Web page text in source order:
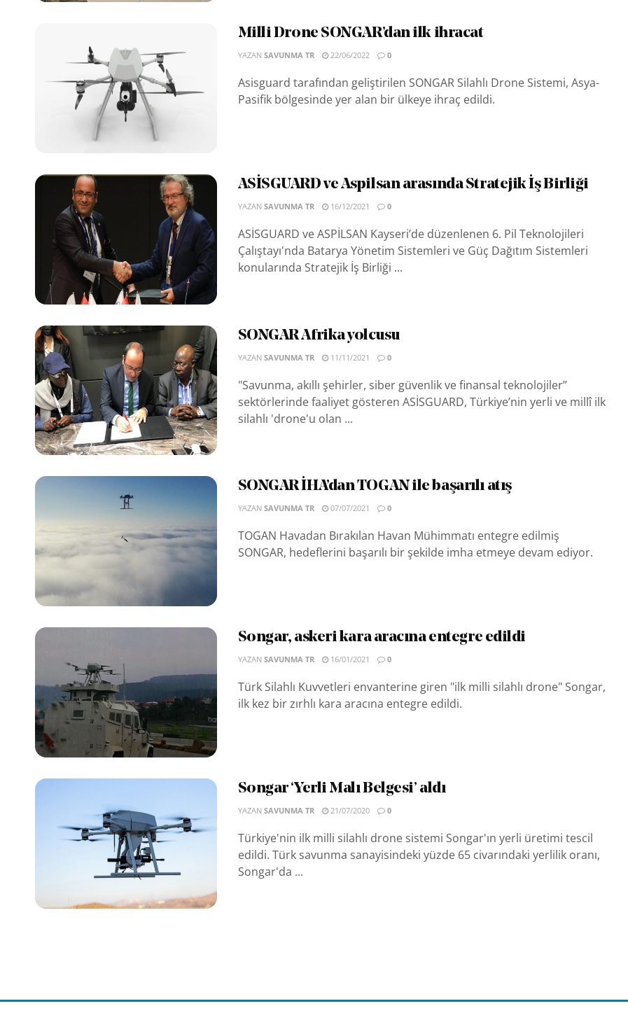
Milli Drone SONGAR’dan ilk ihracat
YAZAN SAVUNMA TR 22/06/2022 0
Asisguard tarafından geliştirilen SONGAR Silahlı Drone Sistemi, Asya-
Pasifik bölgesinde yer alan bir ülkeye ihraç edildi.
ASİSGUARD ve Aspilsan arasında Stratejik İş Birliği
YAZAN SAVUNMA TR 16/12/2021 0
ASİSGUARD ve ASPİLSAN Kayseri’de düzenlenen 6. Pil Teknolojileri
Çalıştayı'nda Batarya Yönetim Sistemleri ve Güç Dağıtım Sistemleri
konularında Stratejik İş Birliği ...
SONGAR Afrika yolcusu
YAZAN SAVUNMA TR 11/11/2021 0
"Savunma, akıllı şehirler, siber güvenlik ve finansal teknolojiler”
sektörlerinde faaliyet gösteren ASİSGUARD, Türkiye’nin yerli ve millî ilk
silahlı 'drone'u olan ...
SONGAR İHA’dan TOGAN ile başarılı atış
YAZAN SAVUNMA TR 07/07/2021 0
TOGAN Havadan Bırakılan Havan Mühimmatı entegre edilmiş
SONGAR, hedeflerini başarılı bir şekilde imha etmeye devam ediyor.
Songar, askeri kara aracına entegre edildi
YAZAN SAVUNMA TR 16/01/2021 0
Türk Silahlı Kuvvetleri envanterine giren "ilk milli silahlı drone" Songar,
ilk kez bir zırhlı kara aracına entegre edildi.
Songar ‘Yerli Malı Belgesi’ aldı
YAZAN SAVUNMA TR 21/07/2020 0
Türkiye'nin ilk milli silahlı drone sistemi Songar'ın yerli üretimi tescil
edildi. Türk savunma sanayisindeki yüzde 65 civarındaki yerlilik oranı,
Songar'da ...